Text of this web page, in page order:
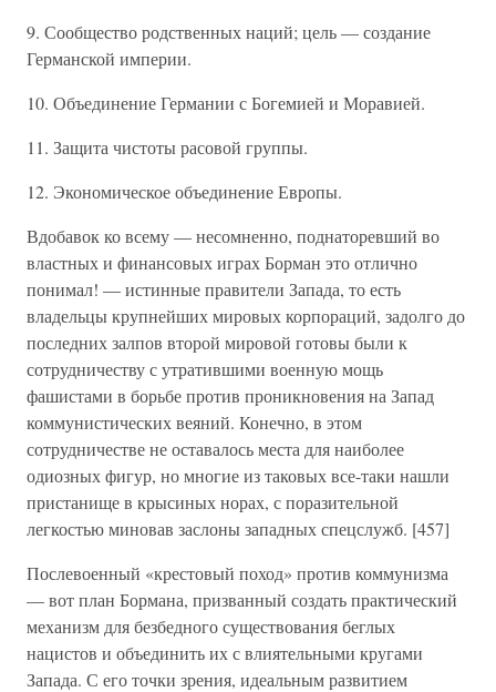
9. Сообщество родственных наций; цель — создание
Германской империи.
10. Объединение Германии с Богемией и Моравией.
11. Защита чистоты расовой группы.
12. Экономическое объединение Европы.
Вдобавок ко всему — несомненно, поднаторевший во
властных и финансовых играх Борман это отлично
понимал! — истинные правители Запада, то есть
владельцы крупнейших мировых корпораций, задолго до
последних залпов второй мировой готовы были к
сотрудничеству с утратившими военную мощь
фашистами в борьбе против проникновения на Запад
коммунистических веяний. Конечно, в этом
сотрудничестве не оставалось места для наиболее
одиозных фигур, но многие из таковых все-таки нашли
пристанище в крысиных норах, с поразительной
легкостью миновав заслоны западных спецслужб. [457]
Послевоенный «крестовый поход» против коммунизма
— вот план Бормана, призванный создать практический
механизм для безбедного существования беглых
нацистов и объединить их с влиятельными кругами
Запада. С его точки зрения, идеальным развитием